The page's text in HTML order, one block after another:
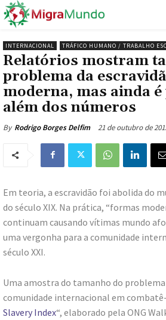
INTERNACIONAL TRÁFICO HUMANO / TRABALHO
Relatórios mostram
problema da
moderna, mas ainda
além dos números
By Rodrigo Borges Delfim 21 de outubro de
Em teoria, a escravidão foi abolida do
do século XIX. Na prática, “formas
continuam causando vítimas mundo
uma vergonha para a comunidade
século XXI.
Uma amostra do tamanho do problema
comunidade internacional em
Slavery Index“, elaborado pela ONG